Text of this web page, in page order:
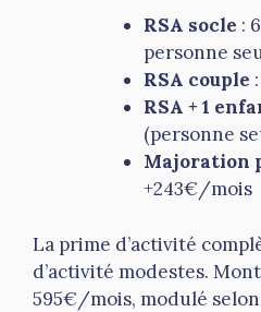
RSA socle :
personne
RSA couple
RSA + 1
(personne
Majoration
+243€/mois
La prime d’activité
d’activité modestes.
595€/mois, modulé